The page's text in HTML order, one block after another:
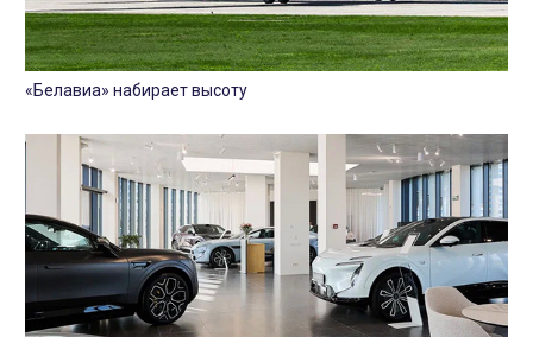
«Белавиа» набирает высоту